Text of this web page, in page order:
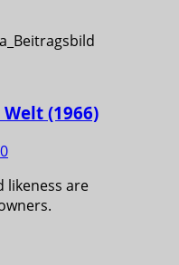
(1966)
0
likeness are